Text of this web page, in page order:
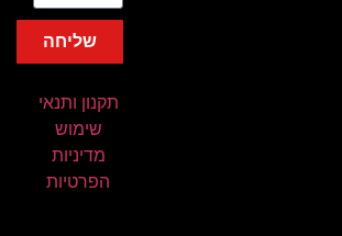
שליחה
תקנון ותנאי
שימוש
מדיניות
הפרטיות